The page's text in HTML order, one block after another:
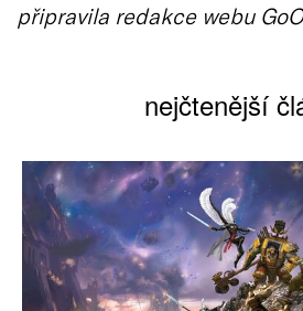
připravila redakce webu
nejčtenější